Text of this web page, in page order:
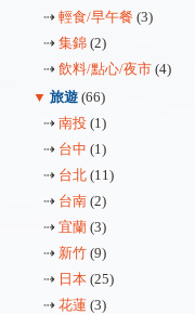
⇢ 輕食/早午餐 (3)
⇢ 集錦 (2)
⇢ 飲料/點心/夜市 (4)
▼ 旅遊 (66)
⇢ 南投 (1)
⇢ 台中 (1)
⇢ 台北 (11)
⇢ 台南 (2)
⇢ 宜蘭 (3)
⇢ 新竹 (9)
⇢ 日本 (25)
⇢ 花蓮 (3)